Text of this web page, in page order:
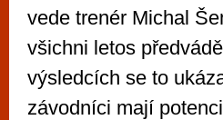
vede trenér Michal
všichni letos
výsledcích se to
závodníci mají